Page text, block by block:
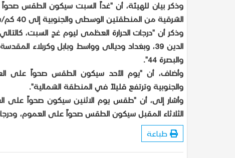
وذكر بيان للهيئة، أن "غداً السبت سيكون الطقس
الشرقية من المنطقتين الوسطى والجنوبية إلى 40 كم/س مسببة تصاعد الغبار، ودرجات الحرارة مقاربة على العموم".
والبصرة 44".
وأضاف، أن "يوم الأحد سيكون الطقس صحواً على
والجنوبية وترتفع قليلاً في المنطقة الشمالية".
وأشار إلى، أن "طقس يوم الاثنين سيكون صحواً على
الثلاثاء المقبل سيكون الطقس صحواً على العموم،
طباعة